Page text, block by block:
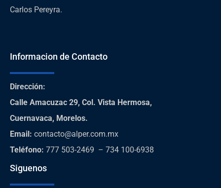
Carlos Pereyra.
Informacion de Contacto
Dirección:
Calle Amacuzac 29, Col. Vista Hermosa,
Cuernavaca, Morelos.
Email: contacto@alper.com.mx
Teléfono: 777 503-2469 – 734 100-6938
Siguenos